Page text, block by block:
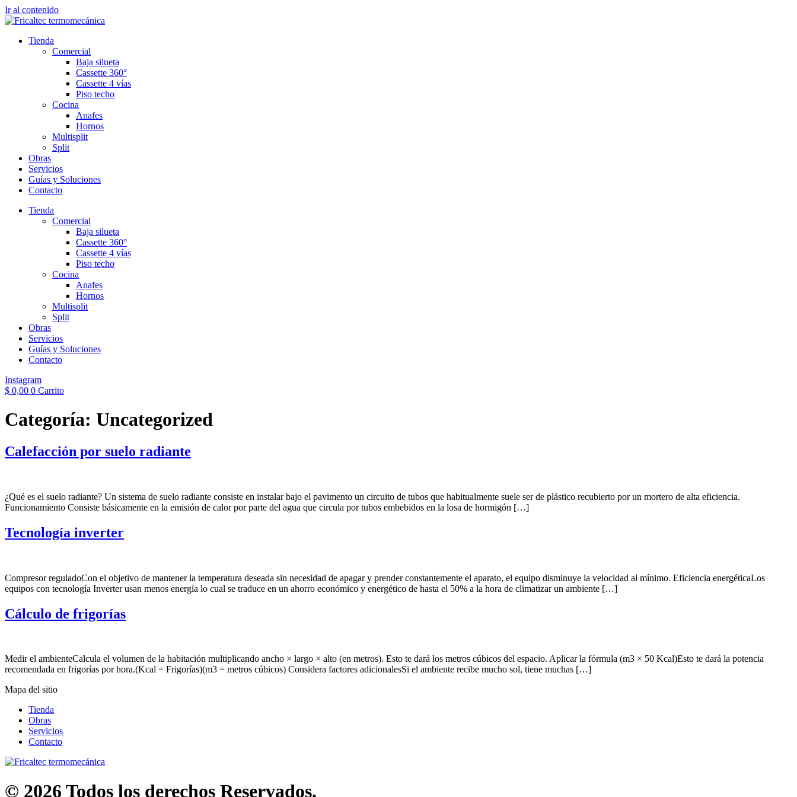
Ir al contenido
Tienda
Comercial
Baja silueta
Cassette 360°
Cassette 4 vías
Piso techo
Cocina
Anafes
Hornos
Multisplit
Split
Obras
Servicios
Guías y Soluciones
Contacto
Tienda
Comercial
Baja silueta
Cassette 360°
Cassette 4 vías
Piso techo
Cocina
Anafes
Hornos
Multisplit
Split
Obras
Servicios
Guías y Soluciones
Contacto
Instagram
$ 0,00 0 Carrito
Categoría: Uncategorized
Calefacción por suelo radiante
¿Qué es el suelo radiante? Un sistema de suelo radiante consiste en instalar bajo el pavimento un circuito de tubos que habitualmente suele ser de plástico recubierto por un mortero de alta eficiencia.
Funcionamiento Consiste básicamente en la emisión de calor por parte del agua que circula por tubos embebidos en la losa de hormigón […]
Tecnología inverter
Compresor reguladoCon el objetivo de mantener la temperatura deseada sin necesidad de apagar y prender constantemente el aparato, el equipo disminuye la velocidad al mínimo. Eficiencia energéticaLos
equipos con tecnología Inverter usan menos energía lo cual se traduce en un ahorro económico y energético de hasta el 50% a la hora de climatizar un ambiente […]
Cálculo de frigorías
Medir el ambienteCalcula el volumen de la habitación multiplicando ancho × largo × alto (en metros). Esto te dará los metros cúbicos del espacio. Aplicar la fórmula (m3 × 50 Kcal)Esto te dará la potencia
recomendada en frigorías por hora.(Kcal = Frigorías)(m3 = metros cúbicos) Considera factores adicionalesSi el ambiente recibe mucho sol, tiene muchas […]
Mapa del sitio
Tienda
Obras
Servicios
Contacto
© 2026 Todos los derechos Reservados.